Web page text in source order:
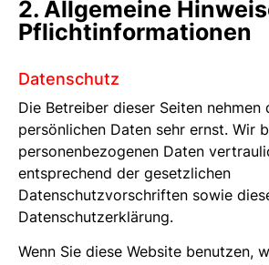
2. Allgemeine
Pflichtinformationen
Datenschutz
Die Betreiber dieser Seiten nehmen
persönlichen Daten sehr ernst. Wir
personenbezogenen Daten
entsprechend der gesetzlichen
Datenschutzvorschriften sowie
Datenschutzerklärung.
Wenn Sie diese Website benutzen,